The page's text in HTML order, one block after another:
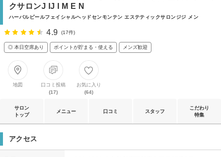
クサロンJ IJ I M E N
ハーバルピールフェイシャルヘッドセンモンテン エステティックサロンジジ メン
4.9 (17件)
◎ 本日空席あり ポイントが貯まる・使える メンズ歓迎
地図
口コミ投稿
(17)
お気に入り
(64)
サロン
トップ
メニュー 口コミ スタッフ
こだわり
特集
アクセス